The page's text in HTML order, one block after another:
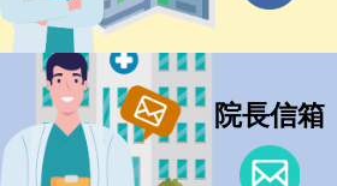
院長信箱